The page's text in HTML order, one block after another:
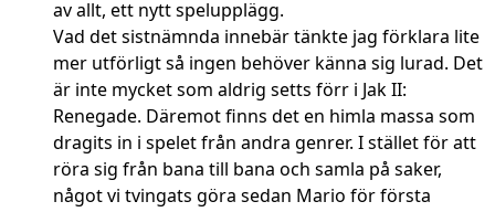
av allt, ett nytt spelupplägg.
Vad det sistnämnda innebär tänkte jag förklara lite
mer utförligt så ingen behöver känna sig lurad. Det
är inte mycket som aldrig setts förr i Jak II:
Renegade. Däremot finns det en himla massa som
dragits in i spelet från andra genrer. I stället för att
röra sig från bana till bana och samla på saker,
något vi tvingats göra sedan Mario för första